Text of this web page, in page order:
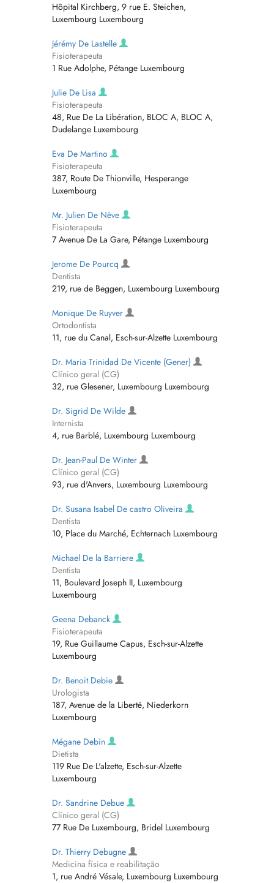
Hôpital Kirchberg, 9 rue E. Steichen,
Luxembourg Luxembourg
Jérémy De Lastelle
Fisioterapeuta
1 Rue Adolphe, Pétange Luxembourg
Julie De Lisa
Fisioterapeuta
48, Rue De La Libération, BLOC A, BLOC A,
Dudelange Luxembourg
Eva De Martino
Fisioterapeuta
387, Route De Thionville, Hesperange
Luxembourg
Mr. Julien De Nève
Fisioterapeuta
7 Avenue De La Gare, Pétange Luxembourg
Jerome De Pourcq
Dentista
219, rue de Beggen, Luxembourg Luxembourg
Monique De Ruyver
Ortodontista
11, rue du Canal, Esch-sur-Alzette Luxembourg
Dr. Maria Trinidad De Vicente (Gener)
Clínico geral (CG)
32, rue Glesener, Luxembourg Luxembourg
Dr. Sigrid De Wilde
Internista
4, rue Barblé, Luxembourg Luxembourg
Dr. Jean-Paul De Winter
Clínico geral (CG)
93, rue d'Anvers, Luxembourg Luxembourg
Dr. Susana Isabel De castro Oliveira
Dentista
10, Place du Marché, Echternach Luxembourg
Michael De la Barriere
Dentista
11, Boulevard Joseph II, Luxembourg
Luxembourg
Geena Debanck
Fisioterapeuta
19, Rue Guillaume Capus, Esch-sur-Alzette
Luxembourg
Dr. Benoit Debie
Urologista
187, Avenue de la Liberté, Niederkorn
Luxembourg
Mégane Debin
Dietista
119 Rue De L'alzette, Esch-sur-Alzette
Luxembourg
Dr. Sandrine Debue
Clínico geral (CG)
77 Rue De Luxembourg, Bridel Luxembourg
Dr. Thierry Debugne
Medicina física e reabilitação
1, rue André Vésale, Luxembourg Luxembourg